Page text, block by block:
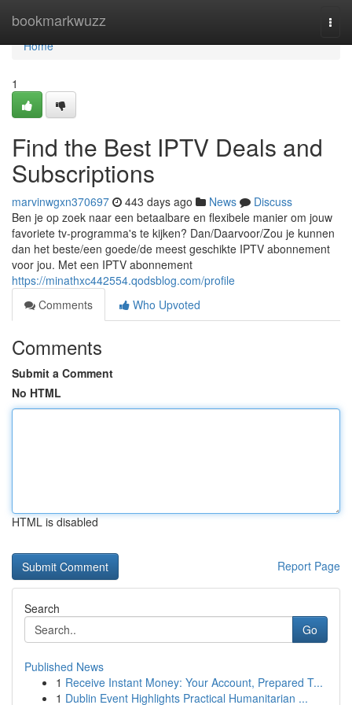
bookmarkwuzz
Home
Home
1
Find the Best IPTV Deals and
Subscriptions
marvinwgxn370697 443 days ago News
Discuss
Ben je op zoek naar een betaalbare en flexibele manier om jouw
favoriete tv-programma's te kijken? Dan/Daarvoor/Zou je kunnen
dan het beste/een goede/de meest geschikte IPTV abonnement
voor jou. Met een IPTV abonnement
https://minathxc442554.qodsblog.com/profile
Comments
Who Upvoted
Comments
Submit a Comment
No HTML
HTML is disabled
Report Page
Search
Go
Published News
1 Receive Instant Money: Your Account, Prepared T...
1 Dublin Event Highlights Practical Humanitarian ...